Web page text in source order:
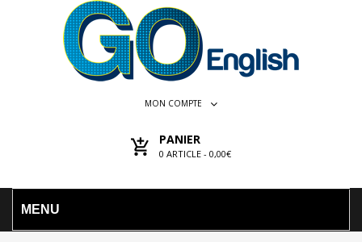
MON COMPTE
PANIER
0 ARTICLE - 0,00€
MENU